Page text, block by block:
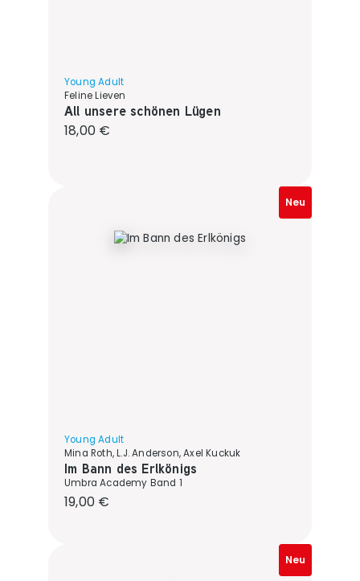
Young Adult
Feline Lieven
All unsere schönen Lügen
Regulärer Preis:
18,00 €
Neu
Young Adult
Mina Roth, L.J. Anderson, Axel Kuckuk
Im Bann des Erlkönigs
Umbra Academy Band 1
Regulärer Preis:
19,00 €
Neu